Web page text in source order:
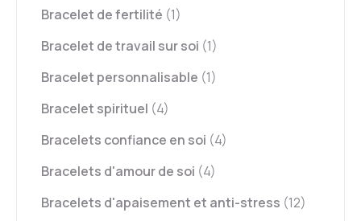
Bracelet de fertilité (1)
Bracelet de travail sur soi (1)
Bracelet personnalisable (1)
Bracelet spirituel (4)
Bracelets confiance en soi (4)
Bracelets d'amour de soi (4)
Bracelets d'apaisement et anti-stress (12)